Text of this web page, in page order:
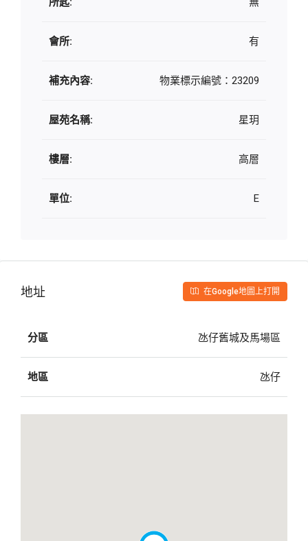
會所: 有
補充內容: 物業標示編號：23209
屋苑名稱: 星玥
樓層: 高層
單位: E
地址 在Google地圖上打開
分區 氹仔舊城及馬場區
地區 氹仔